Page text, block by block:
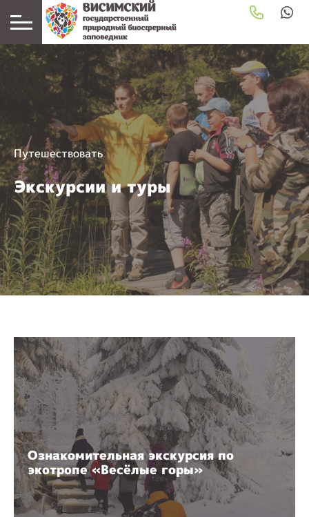
Путешествовать
Экскурсии и туры
Ознакомительная экскурсия по
экотропе «Весёлые горы»